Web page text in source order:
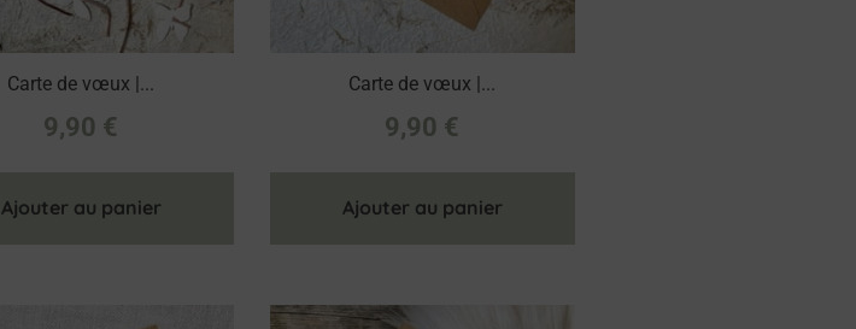
Carte de vœux |...
9,90 €
Ajouter au panier
Carte de vœux |...
9,90 €
Ajouter au panier